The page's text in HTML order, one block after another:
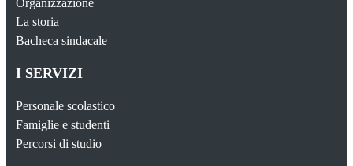
Organizzazione
La storia
Bacheca sindacale
I SERVIZI
Personale scolastico
Famiglie e studenti
Percorsi di studio